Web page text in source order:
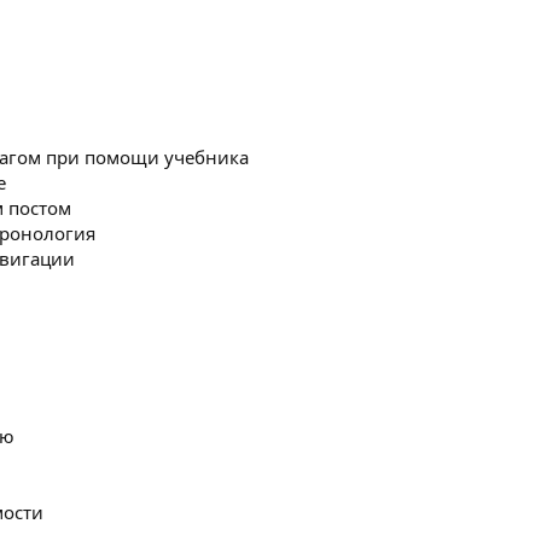
при помощи учебника
постом